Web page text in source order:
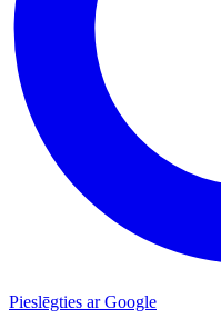
Pieslēgties ar Google